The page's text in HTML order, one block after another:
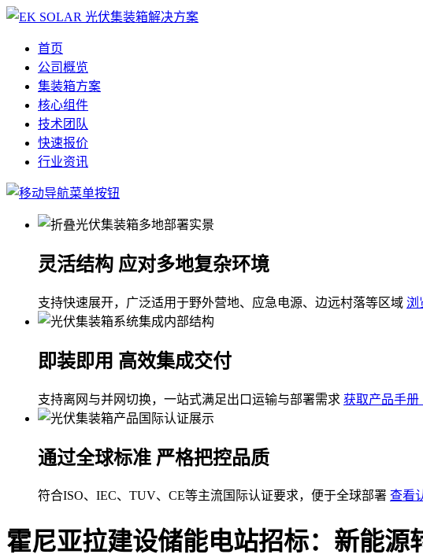
首页
公司概览
集装箱方案
核心组件
技术团队
快速报价
行业资讯
灵活结构 应对多地复杂环境
支持快速展开，广泛适用于野外营地、应急电源、边远村落等区域 浏
即装即用 高效集成交付
支持离网与并网切换，一站式满足出口运输与部署需求 获取产品手册
通过全球标准 严格把控品质
符合ISO、IEC、TUV、CE等主流国际认证要求，便于全球部署 查看
霍尼亚拉建设储能电站招标：新能源